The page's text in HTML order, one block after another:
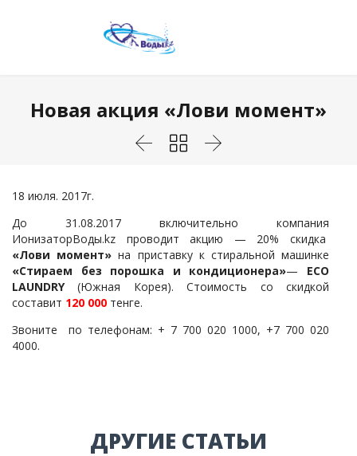
Новая акция «Лови момент»
  
18 июля. 2017г.
До 31.08.2017 включительно компания
ИонизаторВоды.kz проводит акцию — 20% скидка
«Лови момент» на приставку к стиральной машинке
«Стираем без порошка и кондиционера»— ECO
LAUNDRY(Южная Корея). Стоимость со скидкой
составит 120 000 тенге.
Звоните по телефонам: + 7 700 020 1000, +7 700 020
4000.
ДРУГИЕ СТАТЬИ